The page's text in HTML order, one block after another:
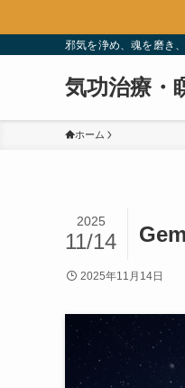
邪気を浄め、魂を磨き
気功治療・
ホーム
2025
11/14
2025年11月14日